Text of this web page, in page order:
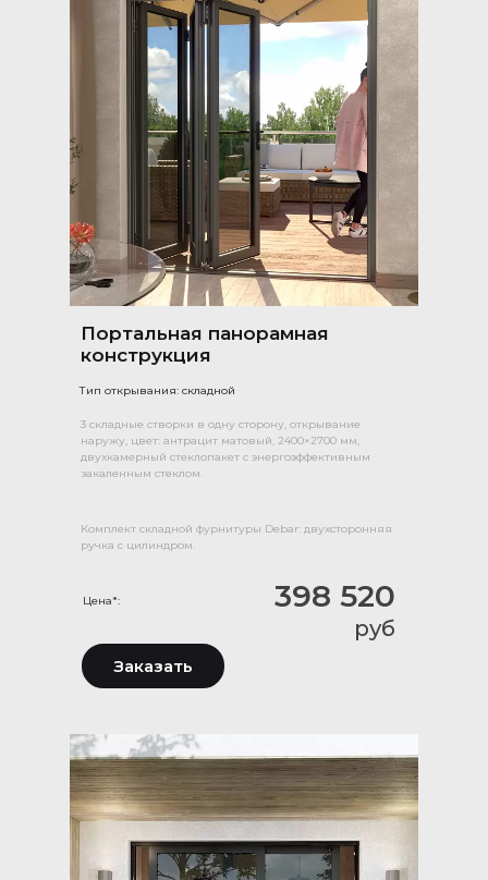
398 520
руб
Портальная панорамная
конструкция
Тип открывания: складной
3 складные створки в одну сторону, открывание
наружу, цвет: антрацит матовый, 2400×2700 мм,
двухкамерный стеклопакет с энергоэффективным
закаленным стеклом.
Комплект складной фурнитуры Debar: двухсторонняя
ручка с цилиндром.
Цена*:
Заказать